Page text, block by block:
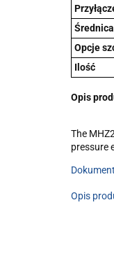
Średnica
Opcje
Ilość
Opis
The
pressure
Opis